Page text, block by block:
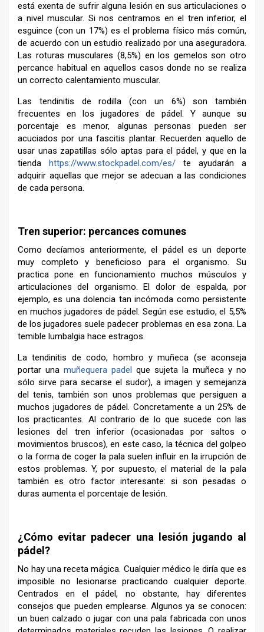
está exenta de sufrir alguna lesión en sus articulaciones o
a nivel muscular. Si nos centramos en el tren inferior, el
esguince (con un 17%) es el problema físico más común,
de acuerdo con un estudio realizado por una aseguradora.
Las roturas musculares (8,5%) en los gemelos son otro
percance habitual en aquellos casos donde no se realiza
un correcto calentamiento muscular.
Las tendinitis de rodilla (con un 6%) son también
frecuentes en los jugadores de pádel. Y aunque su
porcentaje es menor, algunas personas pueden ser
acuciados por una fascitis plantar. Recuerden aquello de
usar unas zapatillas sólo aptas para el pádel, y que en la
tienda
https://www.stockpadel.com/es/
te ayudarán a
adquirir aquellas que mejor se adecuan a las condiciones
de cada persona.
Tren superior: percances comunes
Como decíamos anteriormente, el pádel es un deporte
muy completo y beneficioso para el organismo. Su
practica pone en funcionamiento muchos músculos y
articulaciones del organismo. El dolor de espalda, por
ejemplo, es una dolencia tan incómoda como persistente
en muchos jugadores de pádel. Según ese estudio, el 5,5%
de los jugadores suele padecer problemas en esa zona. La
temible lumbalgia hace estragos.
La tendinitis de codo, hombro y muñeca (se aconseja
portar una muñequera padel que sujeta la muñeca y no
sólo sirve para secarse el sudor), a imagen y semejanza
del tenis, también son unos problemas que persiguen a
muchos jugadores de pádel. Concretamente a un 25% de
los practicantes. Al contrario de lo que sucede con las
lesiones del tren inferior (ocasionadas por saltos o
movimientos bruscos), en este caso, la técnica del golpeo
o la forma de coger la pala suelen influir en la irrupción de
estos problemas. Y, por supuesto, el material de la pala
también es otro factor interesante: si son pesadas o
duras aumenta el porcentaje de lesión.
¿Cómo evitar padecer una lesión jugando al
pádel?
No hay una receta mágica. Cualquier médico le diría que es
imposible no lesionarse practicando cualquier deporte.
Centrados en el pádel, no obstante, hay diferentes
consejos que pueden emplearse. Algunos ya se conocen:
un buen calzado o jugar con una pala fabricada con unos